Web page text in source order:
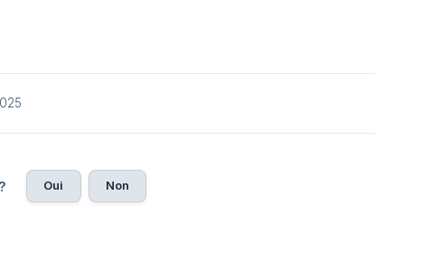
Oui Non